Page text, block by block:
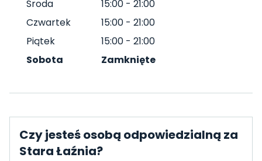
Środa
15:00 - 21:00
Czwartek
15:00 - 21:00
Piątek
15:00 - 21:00
Sobota
Zamknięte
Czy jesteś osobą odpowiedzialną za
Stara Łaźnia?